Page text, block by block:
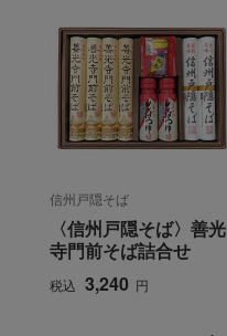
信州戸隠そば
〈信州戸隠そば〉善光
寺門前そば詰合せ
税込 3,240 円